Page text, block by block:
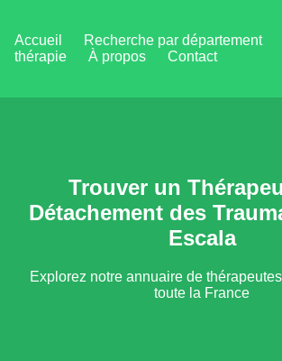
Accueil Recherche par département
thérapie
À propos Contact
Trouver un
Détachement des
Escala
Explorez notre annuaire de
toute la France